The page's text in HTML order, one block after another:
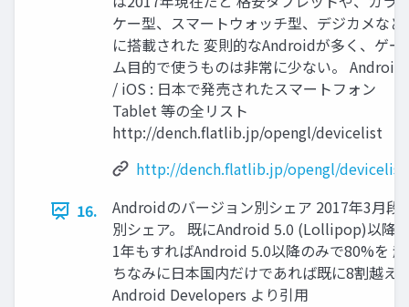
ケー型、スマートウォッチ型、デジカメなど
に搭載された 変則的なAndroidが多く、ゲー
ム目的で使うものは非常に少ない。 Android
/ iOS : 日本で発売されたスマートフォン
Tablet 等の全リスト
http://dench.flatlib.jp/opengl/devicelist
http://dench.flatlib.jp/opengl/devicelist
16.
Androidのバージョン別シェア 2017年3月
別シェア。 既にAndroid 5.0 (Lollipop)以降
1年もすればAndroid 5.0以降のみで80%を
ちなみに日本国内だけであれば既に8割越え
Android Developers より引用